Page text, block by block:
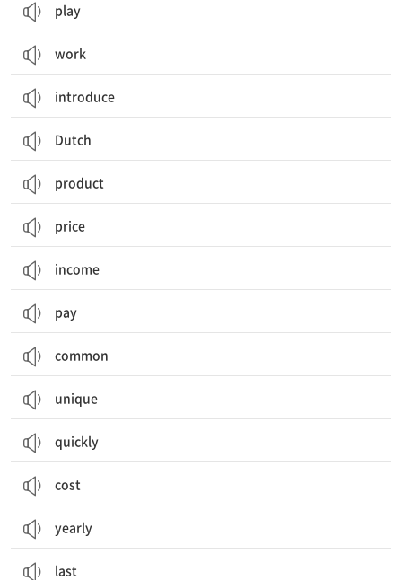
play
work
introduce
Dutch
product
price
income
pay
common
unique
quickly
cost
yearly
last